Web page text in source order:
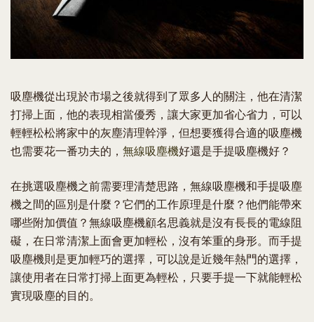
吸塵機從出現於市場之後就得到了眾多人的關注，他在清潔
打掃上面，他的表現相當優秀，讓大家更加省心省力，可以
輕輕松松將家中的灰塵清理幹淨，但想要獲得合適的吸塵機
也需要花一番功夫的， 無線吸塵機好還是手提吸塵機好？
在挑選吸塵機之前需要理清楚思路，無線吸塵機和手提吸塵
機之間的區別是什麼？它們的工作原理是什麼？他們能帶來
哪些附加價值？無線吸塵機顧名思義就是沒有長長的電線阻
礙，在日常清潔上面會更加輕松，沒有笨重的身形。而手提
吸塵機則是更加輕巧的選擇，可以說是近幾年熱門的選擇，
讓使用者在日常打掃上面更為輕松，只要手提一下就能輕松
實現吸塵的目的。